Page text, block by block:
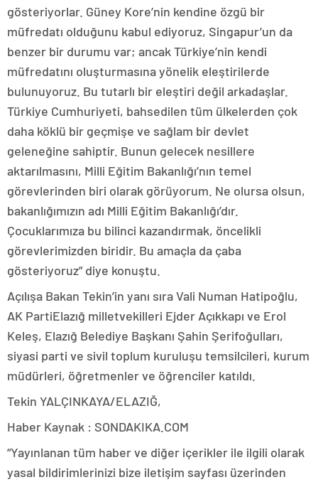
gösteriyorlar. Güney Kore’nin kendine özgü bir
müfredatı olduğunu kabul ediyoruz, Singapur’un da
benzer bir durumu var; ancak Türkiye’nin kendi
müfredatını oluşturmasına yönelik eleştirilerde
bulunuyoruz. Bu tutarlı bir eleştiri değil arkadaşlar.
Türkiye Cumhuriyeti, bahsedilen tüm ülkelerden çok
daha köklü bir geçmişe ve sağlam bir devlet
geleneğine sahiptir. Bunun gelecek nesillere
aktarılmasını, Milli Eğitim Bakanlığı’nın temel
görevlerinden biri olarak görüyorum. Ne olursa olsun,
bakanlığımızın adı Milli Eğitim Bakanlığı’dır.
Çocuklarımıza bu bilinci kazandırmak, öncelikli
görevlerimizden biridir. Bu amaçla da çaba
gösteriyoruz” diye konuştu.
Açılışa Bakan Tekin’in yanı sıra Vali Numan Hatipoğlu,
AK PartiElazığ milletvekilleri Ejder Açıkkapı ve Erol
Keleş, Elazığ Belediye Başkanı Şahin Şerifoğulları,
siyasi parti ve sivil toplum kuruluşu temsilcileri, kurum
müdürleri, öğretmenler ve öğrenciler katıldı.
Tekin YALÇINKAYA/ELAZIĞ,
Haber Kaynak : SONDAKIKA.COM
“Yayınlanan tüm haber ve diğer içerikler ile ilgili olarak
yasal bildirimlerinizi bize iletişim sayfası üzerinden